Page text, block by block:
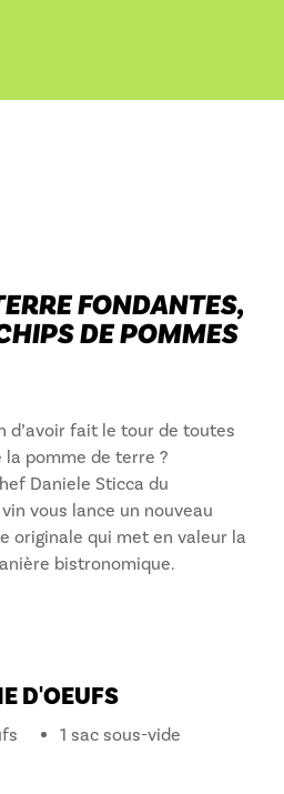
FONDANTES,
DE POMMES
d’avoir fait le tour de toutes
pomme de terre ?
Daniele Sticca du
vous lance un nouveau
originale qui met en valeur la
bistronomique.
D'OEUFS
1 sac sous-vide